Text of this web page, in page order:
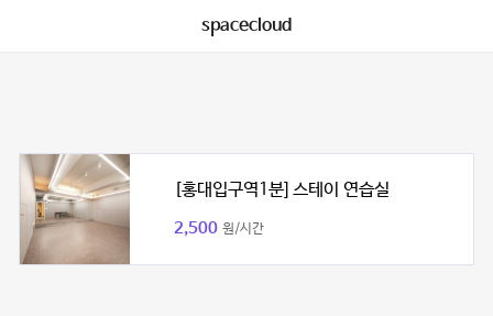
spacecloud
[홍대입구역1분] 스테이 연습실
2,500 원/시간